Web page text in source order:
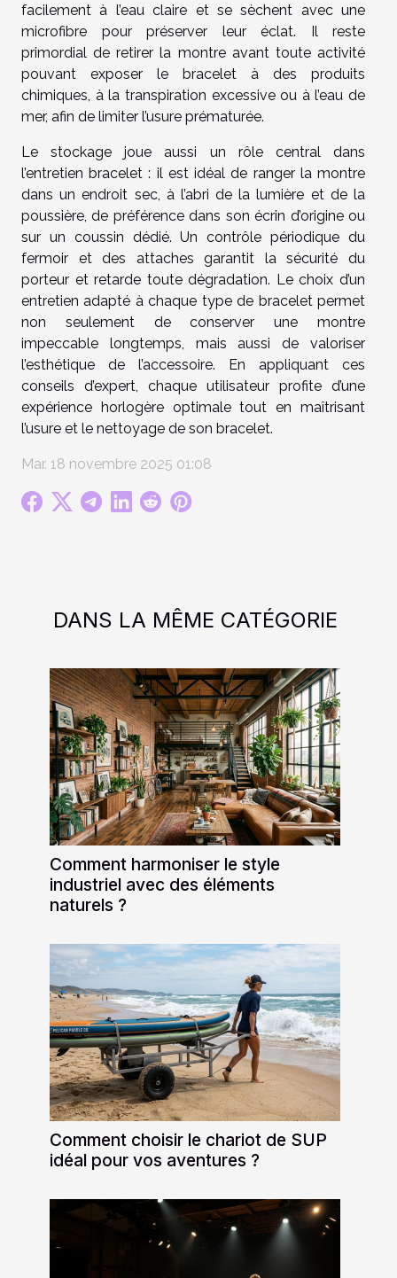
facilement à l’eau claire et se sèchent avec une
microfibre pour préserver leur éclat. Il reste
primordial de retirer la montre avant toute activité
pouvant exposer le bracelet à des produits
chimiques, à la transpiration excessive ou à l’eau de
mer, afin de limiter l’usure prématurée.
Le stockage joue aussi un rôle central dans
l’entretien bracelet : il est idéal de ranger la montre
dans un endroit sec, à l’abri de la lumière et de la
poussière, de préférence dans son écrin d’origine ou
sur un coussin dédié. Un contrôle périodique du
fermoir et des attaches garantit la sécurité du
porteur et retarde toute dégradation. Le choix d’un
entretien adapté à chaque type de bracelet permet
non seulement de conserver une montre
impeccable longtemps, mais aussi de valoriser
l’esthétique de l’accessoire. En appliquant ces
conseils d’expert, chaque utilisateur profite d’une
expérience horlogère optimale tout en maîtrisant
l’usure et le nettoyage de son bracelet.
Mar. 18 novembre 2025 01:08
DANS LA MÊME CATÉGORIE
Comment harmoniser le style
industriel avec des éléments
naturels ?
Comment choisir le chariot de SUP
idéal pour vos aventures ?